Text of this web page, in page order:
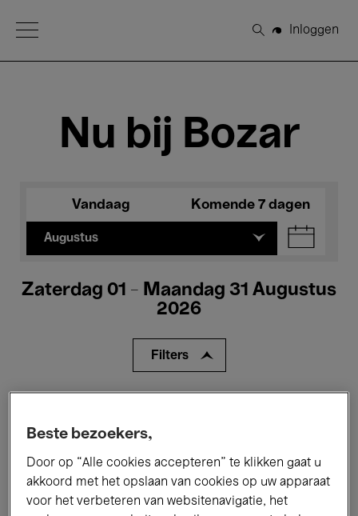
Open Menu
Zoeken
Inloggen
Nu bij Bozar
Vandaag Komende 7 dagen
Augustus
Zaterdag 01 - Maandag 31 Augustus
2026
Filters
Performances Lezingen & Debatten
Beste bezoekers,
Door op “Alle cookies accepteren” te klikken gaat u
akkoord met het opslaan van cookies op uw apparaat
voor het verbeteren van websitenavigatie, het